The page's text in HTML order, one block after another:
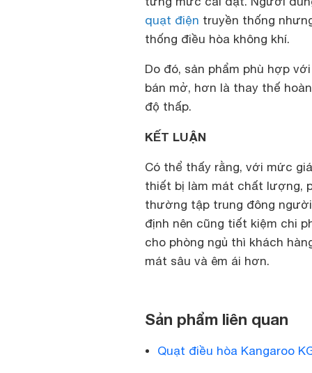
quạt điện truyền thống
thống điều hòa không khí.
Do đó, sản phẩm phù hợp
bán mở, hơn là thay thế
độ thấp.
KẾT LUẬN
Có thể thấy rằng, với mức
thiết bị làm mát chất lượng,
thường tập trung đông
định nên cũng tiết kiệm chi
cho phòng ngủ thì khách
mát sâu và êm ái hơn.
Sản phẩm liên quan
Quạt điều hòa Kangaroo